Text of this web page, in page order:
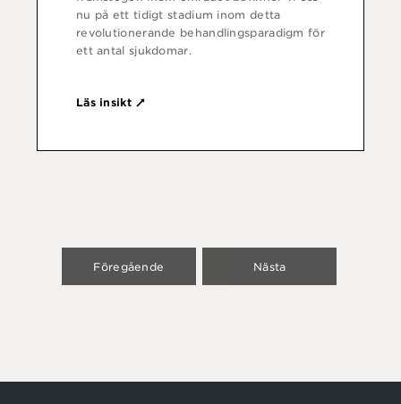
nu på ett tidigt stadium inom detta
revolutionerande behandlingsparadigm för
ett antal sjukdomar.
Läs insikt
Föregående Nästa